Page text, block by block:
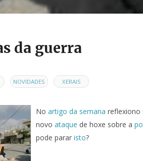
da guerra
NOVIDADES XERAIS
No artigo da semana reflexiono
novo ataque de hoxe sobre a
pode parar isto?